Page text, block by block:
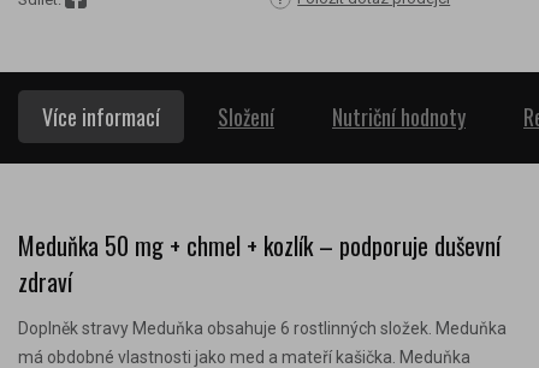
Více informací Složení Nutriční hodnoty
Meduňka 50 mg + chmel + kozlík – podporuje duševní
zdraví
Doplněk stravy Meduňka obsahuje 6 rostlinných složek. Meduňka
má obdobné vlastnosti jako med a mateří kašička. Meduňka